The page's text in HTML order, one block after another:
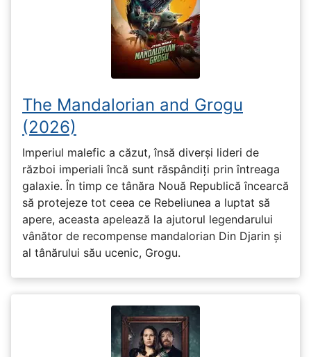
The Mandalorian and Grogu
(2026)
Imperiul malefic a căzut, însă diverși lideri de
război imperiali încă sunt răspândiți prin întreaga
galaxie. În timp ce tânăra Nouă Republică încearcă
să protejeze tot ceea ce Rebeliunea a luptat să
apere, aceasta apelează la ajutorul legendarului
vânător de recompense mandalorian Din Djarin și
al tânărului său ucenic, Grogu.